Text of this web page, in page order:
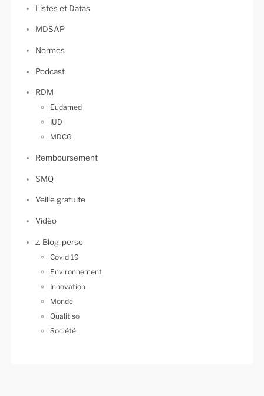
Listes et Datas
MDSAP
Normes
Podcast
RDM
Eudamed
IUD
MDCG
Remboursement
SMQ
Veille gratuite
Vidéo
z. Blog-perso
Covid 19
Environnement
Innovation
Monde
Qualitiso
Société